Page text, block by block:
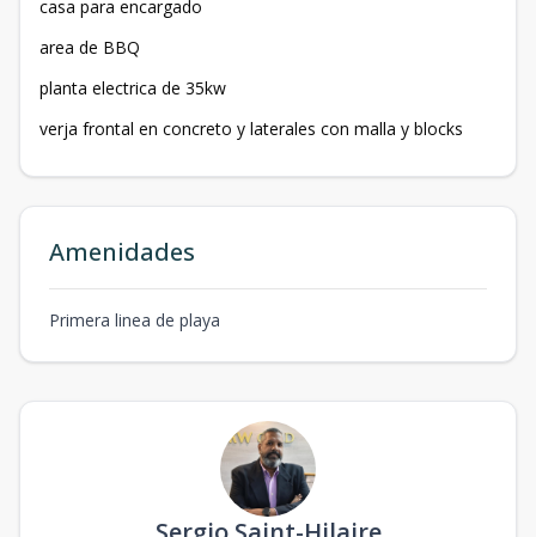
casa para encargado
area de BBQ
planta electrica de 35kw
verja frontal en concreto y laterales con malla y blocks
Amenidades
Primera linea de playa